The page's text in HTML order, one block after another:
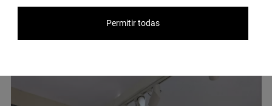
Permitir todas